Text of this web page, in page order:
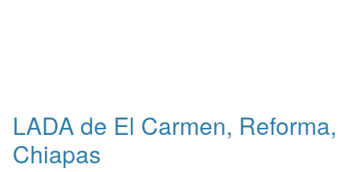
LADA de El Carmen, Reforma,
Chiapas